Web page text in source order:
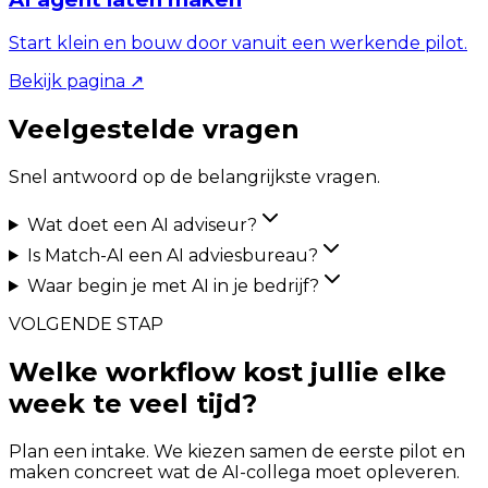
Start klein en bouw door vanuit een werkende pilot.
Bekijk pagina ↗
Veelgestelde vragen
Snel antwoord op de belangrijkste vragen.
Wat doet een AI adviseur?
Is Match-AI een AI adviesbureau?
Waar begin je met AI in je bedrijf?
VOLGENDE STAP
Welke workflow kost jullie elke
week te veel tijd?
Plan een intake. We kiezen samen de eerste pilot en
maken concreet wat de AI-collega moet opleveren.